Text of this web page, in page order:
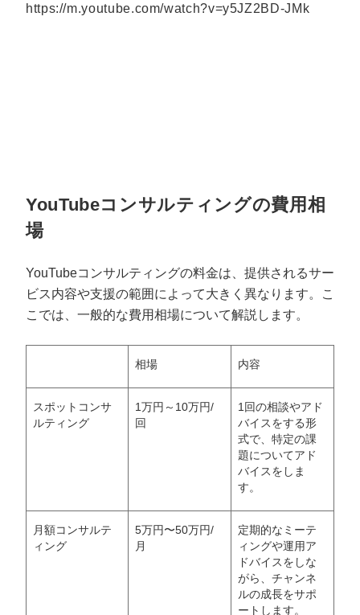
https://m.youtube.com/watch?v=y5JZ2BD-JMk
YouTubeコンサルティングの費用相
場
YouTubeコンサルティングの料金は、提供されるサー
ビス内容や支援の範囲によって大きく異なります。こ
こでは、一般的な費用相場について解説します。
相場 内容
スポットコンサ
ルティング
1万円～10万円/
回
1回の相談やアド
バイスをする形
式で、特定の課
題についてアド
バイスをしま
す。
月額コンサルテ
ィング
5万円〜50万円/
月
定期的なミーテ
ィングや運用ア
ドバイスをしな
がら、チャンネ
ルの成長をサポ
ートします。